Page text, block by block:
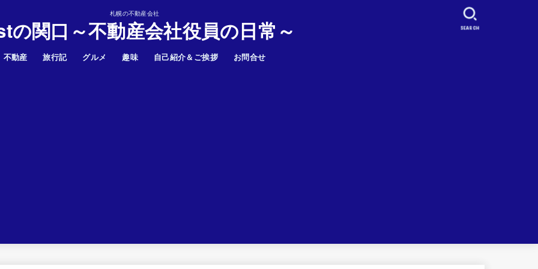
札幌の不動産会社
の関口～不動産会社役員の日常～
不動産 旅行記 グルメ 趣味 自己紹介＆ご挨拶 お問合せ
SEARCH